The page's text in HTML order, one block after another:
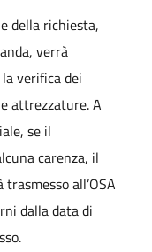
della richiesta,
verrà
verifica dei
attrezzature. A
se il
carenza, il
all’OSA
dalla data di